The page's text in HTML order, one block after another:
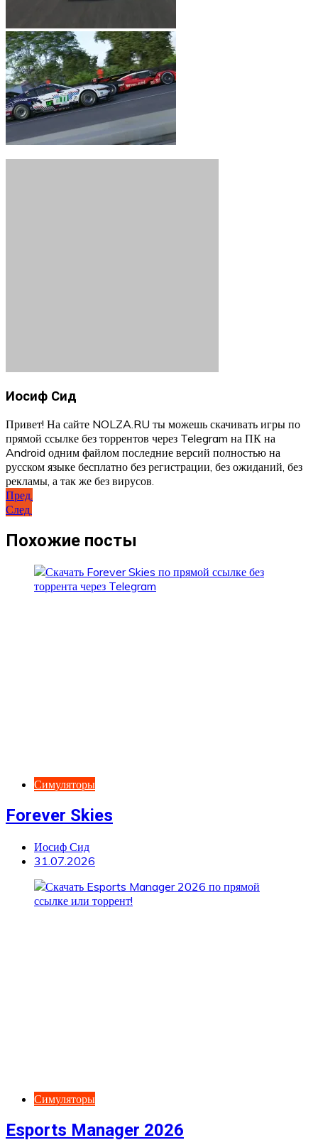
Иосиф Сид
Привет! На сайте NOLZA.RU ты можешь скачивать игры по
прямой ссылке без торрентов через Telegram на ПК на
Android одним файлом последние версий полностью на
русском языке бесплатно без регистрации, без ожиданий, без
рекламы, а так же без вирусов.
Навигация
по
записям
Пред.
След.
Похожие посты
Симуляторы
Forever Skies
Иосиф Сид
31.07.2026
Симуляторы
Esports Manager 2026